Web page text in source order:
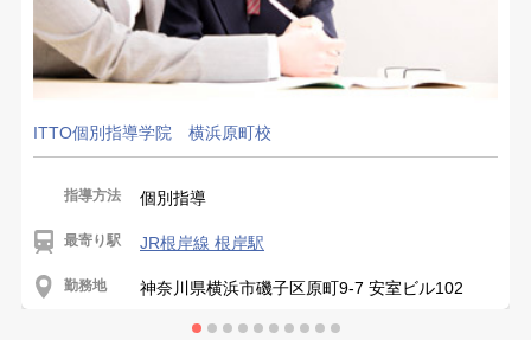
ITTO個別指導学院 横浜原町校
指導方法 個別指導
最寄り駅 JR根岸線 根岸駅
勤務地 神奈川県横浜市磯子区原町9-7 安室ビル102